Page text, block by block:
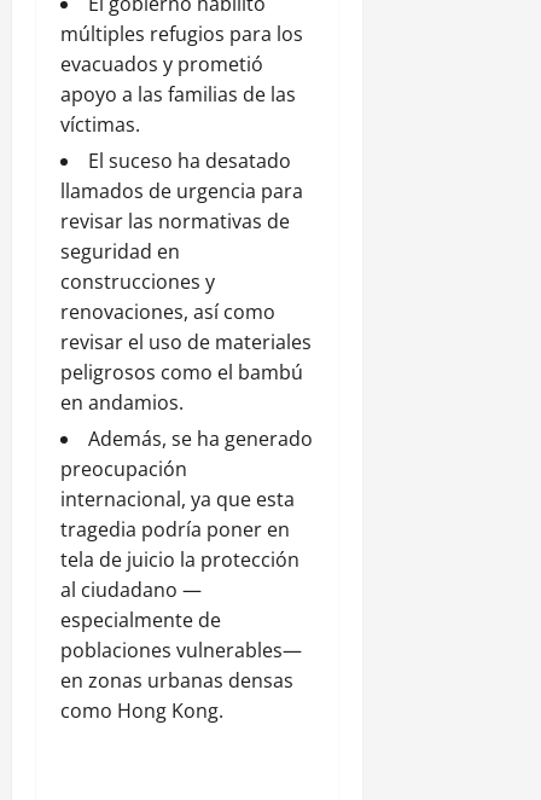
múltiples refugios para los
evacuados y prometió
apoyo a las familias de las
víctimas.
El suceso ha desatado
llamados de urgencia para
revisar las normativas de
seguridad en
construcciones y
renovaciones, así como
revisar el uso de materiales
peligrosos como el bambú
en andamios.
Además, se ha generado
preocupación
internacional, ya que esta
tragedia podría poner en
tela de juicio la protección
al ciudadano —
especialmente de
poblaciones vulnerables—
en zonas urbanas densas
como Hong Kong.